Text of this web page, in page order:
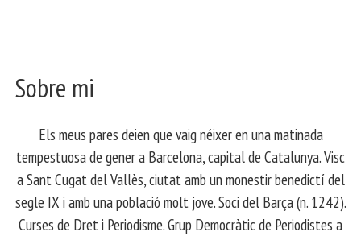
Sobre mi
Els meus pares deien que vaig néixer en una matinada
tempestuosa de gener a Barcelona, capital de Catalunya. Visc
a Sant Cugat del Vallès, ciutat amb un monestir benedictí del
segle IX i amb una població molt jove. Soci del Barça (n. 1242).
Curses de Dret i Periodisme. Grup Democràtic de Periodistes a